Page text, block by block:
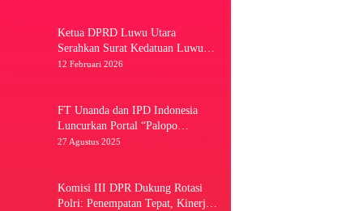
Ketua DPRD Luwu Utara
Serahkan Surat Kedatuan Luwu ke
Komisi II DPR RI
12 Februari 2026
FT Unanda dan IPD Indonesia
Luncurkan Portal “Palopo
Heritage” Secara Virtual
27 Agustus 2025
Komisi III DPR Dukung Rotasi
Polri: Penempatan Tepat, Kinerja